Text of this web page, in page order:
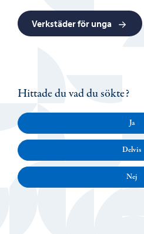
Verkstäder för unga
Hittade du vad du sökte?
Ja
Delvis
Nej